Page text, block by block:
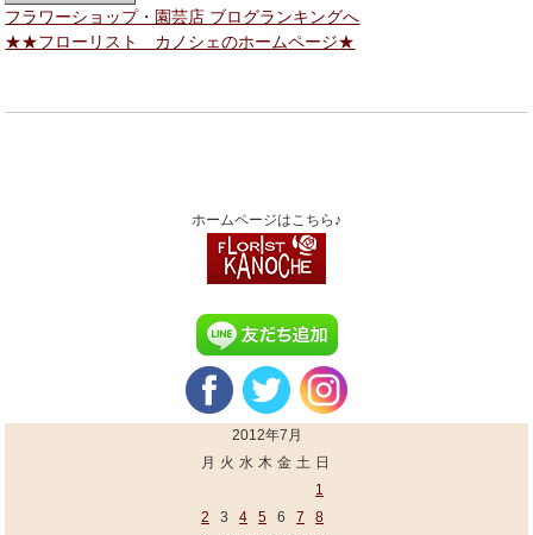
フラワーショップ・園芸店 ブログランキングへ
★★フローリスト カノシェのホームページ★
ホームページはこちら♪
2012年7月
月 火 水 木 金 土 日
1
2
3 4 5 6 7
8